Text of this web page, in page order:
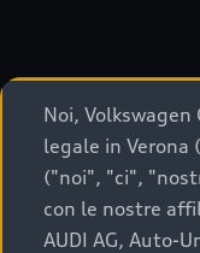
Noi, Volkswagen
legale in Verona
("noi", "ci",
con le nostre
AUDI AG, Auto-